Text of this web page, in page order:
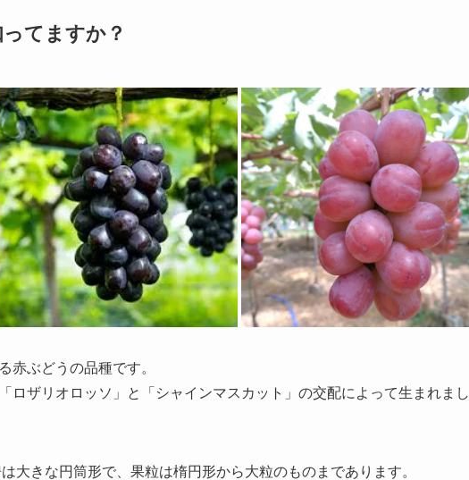
てますか？
赤ぶどうの品種です。
ロザリオロッソ」と「シャインマスカット」の交配によって生まれまし
大きな円筒形で、果粒は楕円形から大粒のものまであります。